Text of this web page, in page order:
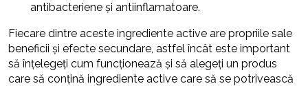
antibacteriene și antiinflamatoare.
Fiecare dintre aceste ingrediente active are propriile sale
beneficii și efecte secundare, astfel încât este important
să înțelegeți cum funcționează și să alegeți un produs
care să conțină ingrediente active care să se potrivească